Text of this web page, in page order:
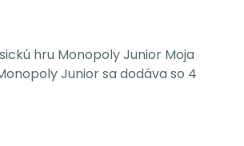
hru Monopoly Junior Moja
Junior sa dodáva so 4